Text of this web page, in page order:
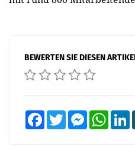
BEWERTEN SIE DIESEN
FacebookTwitter Messenger